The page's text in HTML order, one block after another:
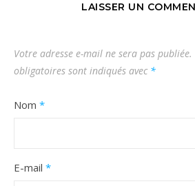
LAISSER UN
Votre adresse e-mail ne sera pas publiée.
obligatoires sont indiqués avec *
Nom *
E-mail *